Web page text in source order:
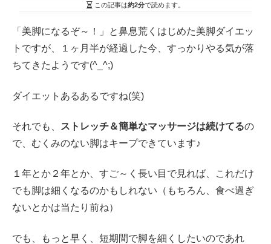
この記事は約2分で読めます。
「美脚になるぞ～！」と鼻息荒くはじめた美脚ダイエッ
トですが、１ヶ月半が経過した今、すっかりやる気が落
ちてきたようです(^_^;)
ダイエットあるあるですね(笑)
それでも、 ストレッチ＆簡単なマッサージは続けてるの
で、むくみのない脚はキープできています♪
１年とか２年とか、すご～く長い目で見れば、これだけ
でも脚は細くなるのかもしれない（もちろん、食べ過ぎ
ないとかは当たり前ね）
でも、もっと早く、短期間で脚を細くしたいのであれ